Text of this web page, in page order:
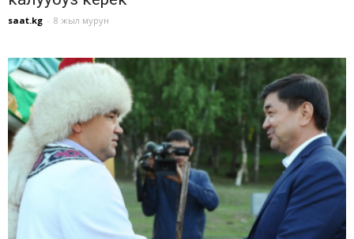
saat.kg - 8 жыл мурун